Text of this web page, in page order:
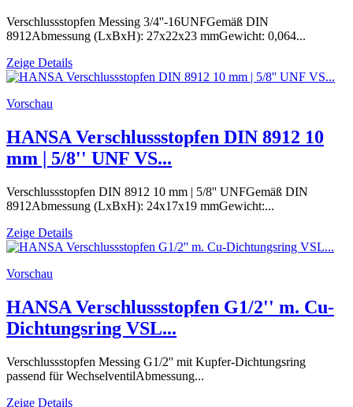
Verschlussstopfen Messing 3/4''-16UNFGemäß DIN
8912Abmessung (LxBxH): 27x22x23 mmGewicht: 0,064...
Zeige Details
Vorschau
HANSA Verschlussstopfen DIN 8912 10
mm | 5/8'' UNF VS...
Verschlussstopfen DIN 8912 10 mm | 5/8'' UNFGemäß DIN
8912Abmessung (LxBxH): 24x17x19 mmGewicht:...
Zeige Details
Vorschau
HANSA Verschlussstopfen G1/2'' m. Cu-
Dichtungsring VSL...
Verschlussstopfen Messing G1/2'' mit Kupfer-Dichtungsring
passend für WechselventilAbmessung...
Zeige Details